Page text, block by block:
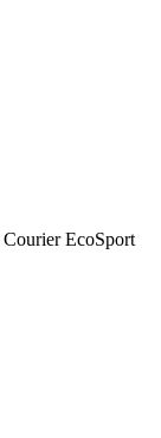
EcoSport